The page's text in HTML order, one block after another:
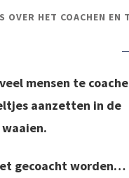
OVER HET COACHEN
mensen te
aanzetten in de
gecoacht worden…